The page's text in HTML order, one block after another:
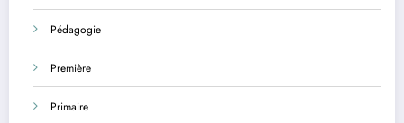
Pédagogie
Première
Primaire